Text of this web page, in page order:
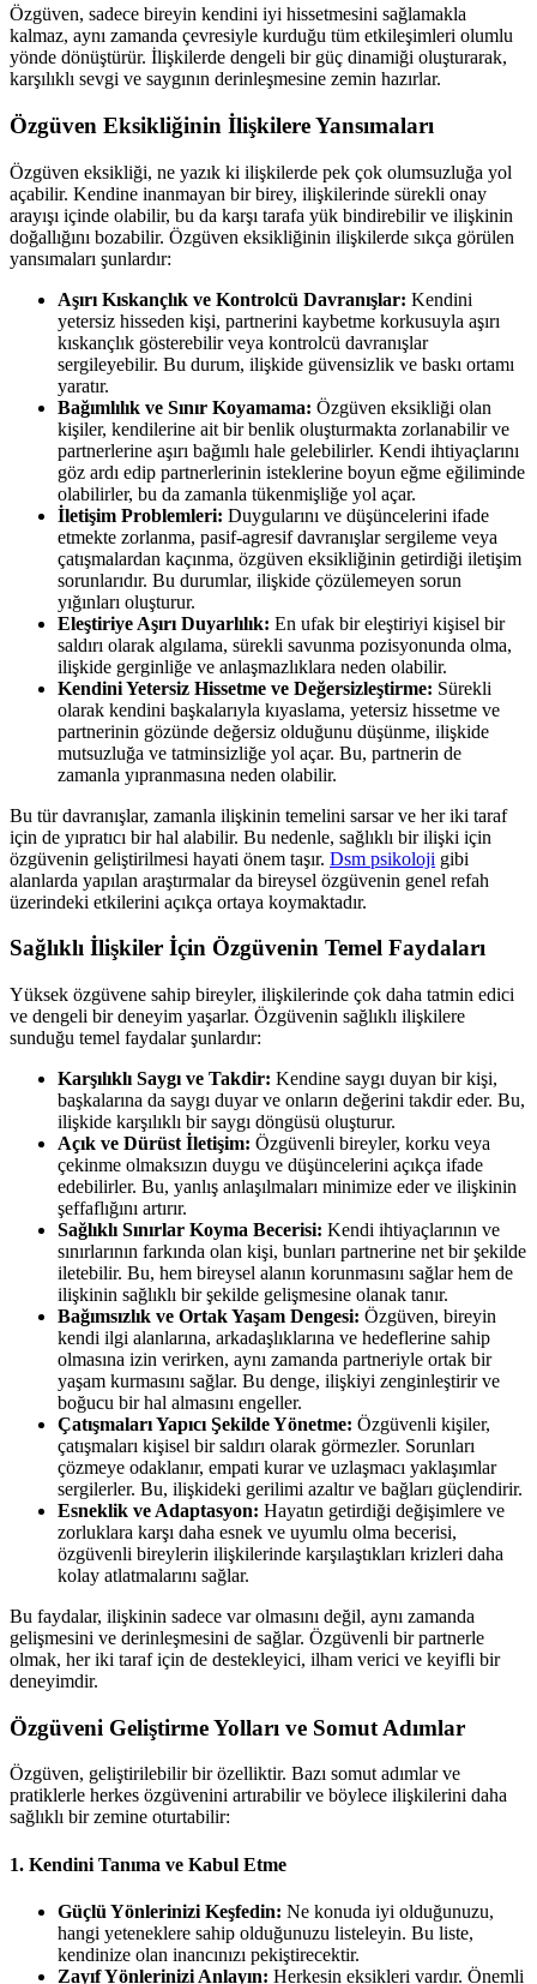
Özgüven, sadece bireyin kendini iyi hissetmesini sağlamakla
kalmaz, aynı zamanda çevresiyle kurduğu tüm etkileşimleri olumlu
yönde dönüştürür. İlişkilerde dengeli bir güç dinamiği oluşturarak,
karşılıklı sevgi ve saygının derinleşmesine zemin hazırlar.
Özgüven Eksikliğinin İlişkilere Yansımaları
Özgüven eksikliği, ne yazık ki ilişkilerde pek çok olumsuzluğa yol
açabilir. Kendine inanmayan bir birey, ilişkilerinde sürekli onay
arayışı içinde olabilir, bu da karşı tarafa yük bindirebilir ve ilişkinin
doğallığını bozabilir. Özgüven eksikliğinin ilişkilerde sıkça görülen
yansımaları şunlardır:
Aşırı Kıskançlık ve Kontrolcü Davranışlar: Kendini
yetersiz hisseden kişi, partnerini kaybetme korkusuyla aşırı
kıskançlık gösterebilir veya kontrolcü davranışlar
sergileyebilir. Bu durum, ilişkide güvensizlik ve baskı ortamı
yaratır.
Bağımlılık ve Sınır Koyamama: Özgüven eksikliği olan
kişiler, kendilerine ait bir benlik oluşturmakta zorlanabilir ve
partnerlerine aşırı bağımlı hale gelebilirler. Kendi ihtiyaçlarını
göz ardı edip partnerlerinin isteklerine boyun eğme eğiliminde
olabilirler, bu da zamanla tükenmişliğe yol açar.
İletişim Problemleri: Duygularını ve düşüncelerini ifade
etmekte zorlanma, pasif-agresif davranışlar sergileme veya
çatışmalardan kaçınma, özgüven eksikliğinin getirdiği iletişim
sorunlarıdır. Bu durumlar, ilişkide çözülemeyen sorun
yığınları oluşturur.
Eleştiriye Aşırı Duyarlılık: En ufak bir eleştiriyi kişisel bir
saldırı olarak algılama, sürekli savunma pozisyonunda olma,
ilişkide gerginliğe ve anlaşmazlıklara neden olabilir.
Kendini Yetersiz Hissetme ve Değersizleştirme: Sürekli
olarak kendini başkalarıyla kıyaslama, yetersiz hissetme ve
partnerinin gözünde değersiz olduğunu düşünme, ilişkide
mutsuzluğa ve tatminsizliğe yol açar. Bu, partnerin de
zamanla yıpranmasına neden olabilir.
Bu tür davranışlar, zamanla ilişkinin temelini sarsar ve her iki taraf
için de yıpratıcı bir hal alabilir. Bu nedenle, sağlıklı bir ilişki için
özgüvenin geliştirilmesi hayati önem taşır. Dsm psikoloji gibi
alanlarda yapılan araştırmalar da bireysel özgüvenin genel refah
üzerindeki etkilerini açıkça ortaya koymaktadır.
Sağlıklı İlişkiler İçin Özgüvenin Temel Faydaları
Yüksek özgüvene sahip bireyler, ilişkilerinde çok daha tatmin edici
ve dengeli bir deneyim yaşarlar. Özgüvenin sağlıklı ilişkilere
sunduğu temel faydalar şunlardır:
Karşılıklı Saygı ve Takdir: Kendine saygı duyan bir kişi,
başkalarına da saygı duyar ve onların değerini takdir eder. Bu,
ilişkide karşılıklı bir saygı döngüsü oluşturur.
Açık ve Dürüst İletişim: Özgüvenli bireyler, korku veya
çekinme olmaksızın duygu ve düşüncelerini açıkça ifade
edebilirler. Bu, yanlış anlaşılmaları minimize eder ve ilişkinin
şeffaflığını artırır.
Sağlıklı Sınırlar Koyma Becerisi: Kendi ihtiyaçlarının ve
sınırlarının farkında olan kişi, bunları partnerine net bir şekilde
iletebilir. Bu, hem bireysel alanın korunmasını sağlar hem de
ilişkinin sağlıklı bir şekilde gelişmesine olanak tanır.
Bağımsızlık ve Ortak Yaşam Dengesi: Özgüven, bireyin
kendi ilgi alanlarına, arkadaşlıklarına ve hedeflerine sahip
olmasına izin verirken, aynı zamanda partneriyle ortak bir
yaşam kurmasını sağlar. Bu denge, ilişkiyi zenginleştirir ve
boğucu bir hal almasını engeller.
Çatışmaları Yapıcı Şekilde Yönetme: Özgüvenli kişiler,
çatışmaları kişisel bir saldırı olarak görmezler. Sorunları
çözmeye odaklanır, empati kurar ve uzlaşmacı yaklaşımlar
sergilerler. Bu, ilişkideki gerilimi azaltır ve bağları güçlendirir.
Esneklik ve Adaptasyon: Hayatın getirdiği değişimlere ve
zorluklara karşı daha esnek ve uyumlu olma becerisi,
özgüvenli bireylerin ilişkilerinde karşılaştıkları krizleri daha
kolay atlatmalarını sağlar.
Bu faydalar, ilişkinin sadece var olmasını değil, aynı zamanda
gelişmesini ve derinleşmesini de sağlar. Özgüvenli bir partnerle
olmak, her iki taraf için de destekleyici, ilham verici ve keyifli bir
deneyimdir.
Özgüveni Geliştirme Yolları ve Somut Adımlar
Özgüven, geliştirilebilir bir özelliktir. Bazı somut adımlar ve
pratiklerle herkes özgüvenini artırabilir ve böylece ilişkilerini daha
sağlıklı bir zemine oturtabilir:
1. Kendini Tanıma ve Kabul Etme
Güçlü Yönlerinizi Keşfedin: Ne konuda iyi olduğunuzu,
hangi yeteneklere sahip olduğunuzu listeleyin. Bu liste,
kendinize olan inancınızı pekiştirecektir.
Zayıf Yönlerinizi Anlayın: Herkesin eksikleri vardır. Önemli